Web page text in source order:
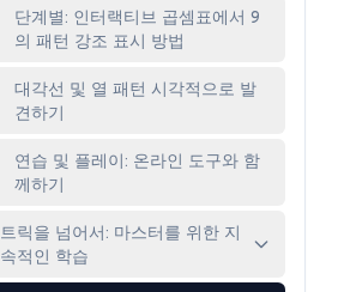
단계별: 인터랙티브 곱셈표에서 9
의 패턴 강조 표시 방법
대각선 및 열 패턴 시각적으로 발
견하기
연습 및 플레이: 온라인 도구와 함
께하기
트릭을 넘어서: 마스터를 위한 지
속적인 학습